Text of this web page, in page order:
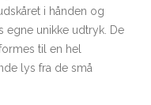
i hånden og
egne unikke udtryk. De
til en hel
lys fra de små